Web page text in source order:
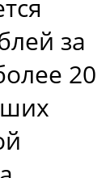
за
20